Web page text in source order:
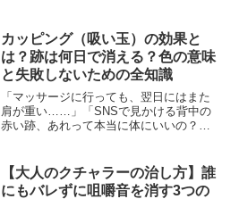
を前に、ふと鏡を見て焦りを感じていま
せんか？ ネット広告で見...
カッピング（吸い玉）の効果と
は？跡は何日で消える？色の意味
と失敗しないための全知識
「マッサージに行っても、翌日にはまた
肩が重い……」「SNSで見かける背中の
赤い跡、あれって本当に体にいいの？」
ング」に興味を持ったあなた。しかし、
同時に「あの跡がずっと...
【大人のクチャラーの治し方】誰
にもバレずに咀嚼音を消す3つの